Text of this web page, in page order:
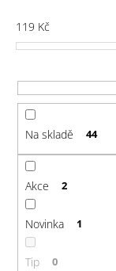
í
p
o
d
u
k
ů
119 Kč
Na skladě 44
Akce 2
Novinka 1
Tip 0
č
u
j
m
e
GU
ENERGY
GEL
32G
LEMON
SUBLIME
49
Kč